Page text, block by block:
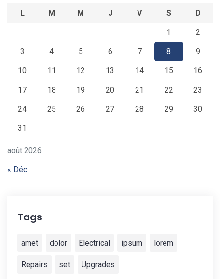
août 2026
L M M J V S D
1 2
3 4 5 6 7 8 9
10 11 12 13 14 15 16
17 18 19 20 21 22 23
24 25 26 27 28 29 30
31
« Déc
Tags
amet dolor Electrical ipsum lorem
Repairs set Upgrades